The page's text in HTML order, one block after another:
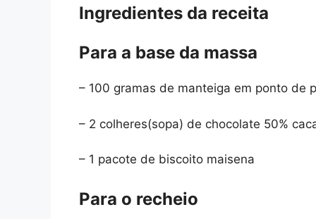
Ingredientes da receita
Para a base da massa
– 100 gramas de manteiga em ponto de
– 2 colheres(sopa) de chocolate 50%
– 1 pacote de biscoito maisena
Para o recheio